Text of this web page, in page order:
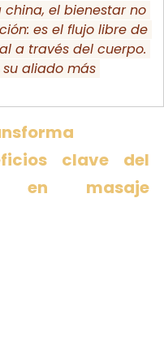
china, el bienestar no
es el flujo libre de
a través del cuerpo.
su aliado más
clave del
en masaje